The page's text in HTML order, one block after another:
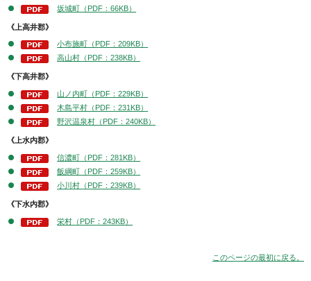
坂城町（PDF：66KB）
《上高井郡》
小布施町（PDF：209KB）
高山村（PDF：238KB）
《下高井郡》
山ノ内町（PDF：229KB）
木島平村（PDF：231KB）
野沢温泉村（PDF：240KB）
《上水内郡》
信濃町（PDF：281KB）
飯綱町（PDF：259KB）
小川村（PDF：239KB）
《下水内郡》
栄村（PDF：243KB）
このページの最初に戻る。